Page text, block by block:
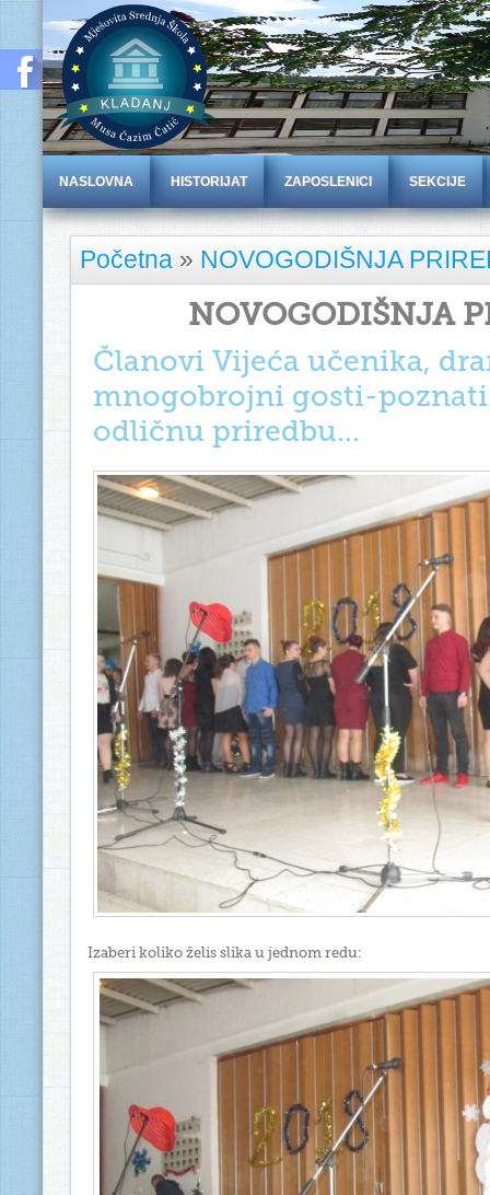
NASLOVNA HISTORIJAT ZAPOSLENICI SEKCIJE
Početna » NOVOGODIŠNJA
NOVOGODIŠNJA
Članovi Vijeća učenika,
mnogobrojni gosti-
odličnu priredbu...
Izaberi koliko želis slika u jednom redu: